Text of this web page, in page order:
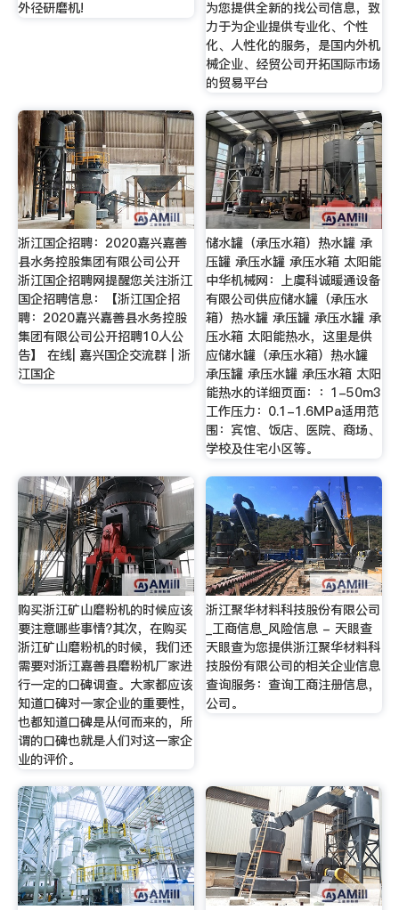
外径研磨机!
为您提供全新的找公司信息，致
力于为企业提供专业化、个性
化、人性化的服务，是国内外机
械企业、经贸公司开拓国际市场
的贸易平台
浙江国企招聘：2020嘉兴嘉善
县水务控股集团有限公司公开
浙江国企招聘网提醒您关注浙江
国企招聘信息：【浙江国企招
聘：2020嘉兴嘉善县水务控股
集团有限公司公开招聘10人公
告】 在线| 嘉兴国企交流群 | 浙
江国企
储水罐（承压水箱）热水罐 承
压罐 承压水罐 承压水箱 太阳能
中华机械网：上虞科诚暖通设备
有限公司供应储水罐（承压水
箱）热水罐 承压罐 承压水罐 承
压水箱 太阳能热水，这里是供
应储水罐（承压水箱）热水罐
承压罐 承压水罐 承压水箱 太阳
能热水的详细页面：：1-50m3
工作压力：0.1-1.6MPa适用范
围：宾馆、饭店、医院、商场、
学校及住宅小区等。
购买浙江矿山磨粉机的时候应该
要注意哪些事情?其次，在购买
浙江矿山磨粉机的时候，我们还
需要对浙江嘉善县磨粉机厂家进
行一定的口碑调查。大家都应该
知道口碑对一家企业的重要性，
也都知道口碑是从何而来的，所
谓的口碑也就是人们对这一家企
业的评价。
浙江聚华材料科技股份有限公司
_工商信息_风险信息 - 天眼查
天眼查为您提供浙江聚华材料科
技股份有限公司的相关企业信息
查询服务：查询工商注册信息，
公司。